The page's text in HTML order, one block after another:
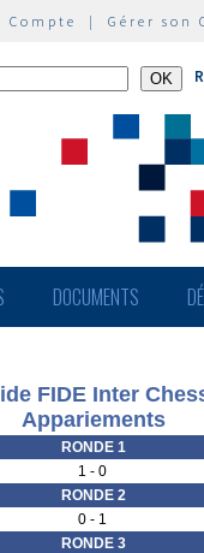
Compte | Gérer son
DOCUMENTS
FIDE Inter
Appariements
RONDE 1
1 - 0
RONDE 2
0 - 1
RONDE 3